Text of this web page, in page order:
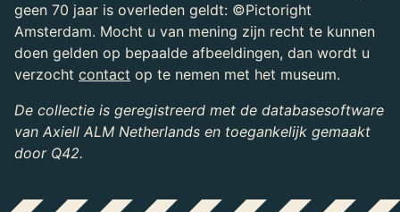
geen 70 jaar is overleden geldt: ©Pictoright
Amsterdam. Mocht u van mening zijn recht te kunnen
doen gelden op bepaalde afbeeldingen, dan wordt u
verzocht contact op te nemen met het museum.
De collectie is geregistreerd met de databasesoftware
van Axiell ALM Netherlands en toegankelijk gemaakt
door Q42.